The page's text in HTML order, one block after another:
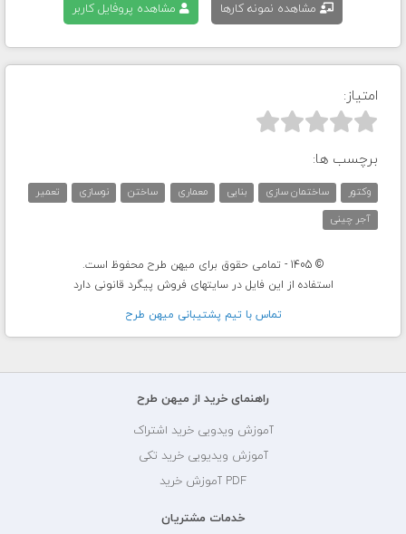
مشاهده نمونه کارها مشاهده پروفایل کاربر
امتیاز:



برچسب ها:
وکتور ساختمان سازی بنایی معماری ساختن نوسازی
تعمیر
آجر چینی
© 1405 - تمامی حقوق برای میهن طرح محفوظ است.
استفاده از این فایل در سایتهای فروش پیگرد قانونی دارد
تماس با تيم پشتيبانی ميهن طرح
راهنمای خرید از میهن طرح
آموزش ویدویی خرید اشتراک
آموزش ویدیویی خرید تکی
PDF آموزش خرید
خدمات مشتریان